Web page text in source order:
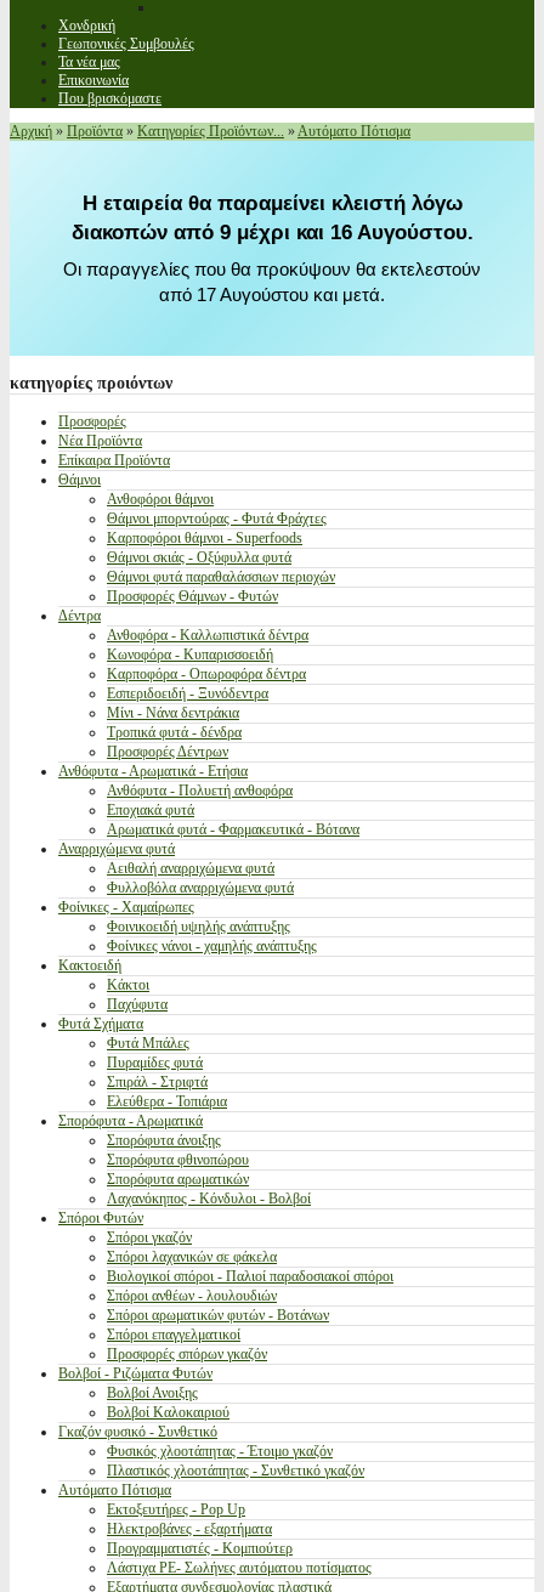
Χονδρική
Γεωπονικές Συμβουλές
Τα νέα μας
Επικοινωνία
Που βρισκόμαστε
Αρχική » Προϊόντα » Κατηγορίες Προϊόντων... »Αυτόματο Πότισμα
Η εταιρεία θα παραμείνει κλειστή λόγω
διακοπών από 9 μέχρι και 16 Αυγούστου.
Οι παραγγελίες που θα προκύψουν θα εκτελεστούν
από 17 Αυγούστου και μετά.
κατηγορίες προιόντων
Προσφορές
Νέα Προϊόντα
Επίκαιρα Προϊόντα
Θάμνοι
Ανθοφόροι θάμνοι
Θάμνοι μπορντούρας - Φυτά Φράχτες
Καρποφόροι θάμνοι - Superfoods
Θάμνοι σκιάς - Οξύφυλλα φυτά
Θάμνοι φυτά παραθαλάσσιων περιοχών
Προσφορές Θάμνων - Φυτών
Δέντρα
Ανθοφόρα - Καλλωπιστικά δέντρα
Κωνοφόρα - Κυπαρισσοειδή
Καρποφόρα - Οπωροφόρα δέντρα
Εσπεριδοειδή - Ξυνόδεντρα
Μίνι - Νάνα δεντράκια
Τροπικά φυτά - δένδρα
Προσφορές Δέντρων
Ανθόφυτα - Αρωματικά - Ετήσια
Ανθόφυτα - Πολυετή ανθοφόρα
Εποχιακά φυτά
Αρωματικά φυτά - Φαρμακευτικά - Βότανα
Αναρριχώμενα φυτά
Αειθαλή αναρριχώμενα φυτά
Φυλλοβόλα αναρριχώμενα φυτά
Φοίνικες - Χαμαίρωπες
Φοινικοειδή υψηλής ανάπτυξης
Φοίνικες νάνοι - χαμηλής ανάπτυξης
Κακτοειδή
Κάκτοι
Παχύφυτα
Φυτά Σχήματα
Φυτά Μπάλες
Πυραμίδες φυτά
Σπιράλ - Στριφτά
Ελεύθερα - Τοπιάρια
Σπορόφυτα - Αρωματικά
Σπορόφυτα άνοιξης
Σπορόφυτα φθινοπώρου
Σπορόφυτα αρωματικών
Λαχανόκηπος - Κόνδυλοι - Βολβοί
Σπόροι Φυτών
Σπόροι γκαζόν
Σπόροι λαχανικών σε φάκελα
Βιολογικοί σπόροι - Παλιοί παραδοσιακοί σπόροι
Σπόροι ανθέων - λουλουδιών
Σπόροι αρωματικών φυτών - Βοτάνων
Σπόροι επαγγελματικοί
Προσφορές σπόρων γκαζόν
Βολβοί - Ριζώματα Φυτών
Βολβοί Ανοιξης
Βολβοί Καλοκαιριού
Γκαζόν φυσικό - Συνθετικό
Φυσικός χλοοτάπητας - Έτοιμο γκαζόν
Πλαστικός χλοοτάπητας - Συνθετικό γκαζόν
Αυτόματο Πότισμα
Εκτοξευτήρες - Pop Up
Ηλεκτροβάνες - εξαρτήματα
Προγραμματιστές - Κομπιούτερ
Λάστιχα PE- Σωλήνες αυτόματου ποτίσματος
Εξαρτήματα συνδεσμολογίας πλαστικά